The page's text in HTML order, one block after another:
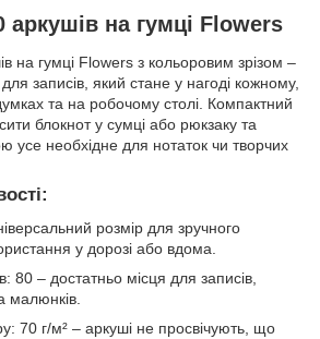
аркушів на гумці Flowers
на гумці Flowers з кольоровим зрізом –
записів, який стане у нагоді кожному,
та на робочому столі. Компактний
блокнот у сумці або рюкзаку та
усе необхідне для нотаток чи творчих
розмір для зручного
у дорозі або вдома.
80 – достатньо місця для записів,
малюнків.
70 г/м² – аркуші не просвічують, що